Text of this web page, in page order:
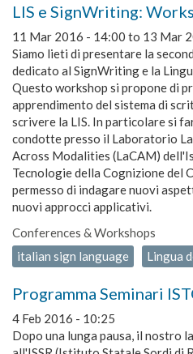
LIS e SignWriting:
11 Mar 2016 - 14:00 to 13 Mar
Siamo lieti di presentare la
dedicato al SignWriting e la
Questo workshop si propone di
apprendimento del sistema di
scrivere la LIS. In particolare si
condotte presso il Laboratorio
Across Modalities (LaCAM)
Tecnologie della Cognizione del
permesso di indagare nuovi
nuovi approcci applicativi.
Conferences & Workshops
italian sign language
Lingua
Programma Seminari
4 Feb 2016 - 10:25
Dopo una lunga pausa, il nostro